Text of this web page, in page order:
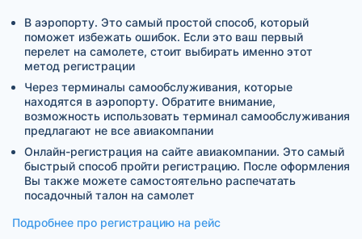
В аэропорту. Это самый простой способ, который
поможет избежать ошибок. Если это ваш первый
перелет на самолете, стоит выбирать именно этот
метод регистрации
Через терминалы самообслуживания, которые
находятся в аэропорту. Обратите внимание,
возможность использовать терминал самообслуживания
предлагают не все авиакомпании
Онлайн-регистрация на сайте авиакомпании. Это самый
быстрый способ пройти регистрацию. После оформления
Вы также можете самостоятельно распечатать
посадочный талон на самолет
Подробнее про регистрацию на рейс